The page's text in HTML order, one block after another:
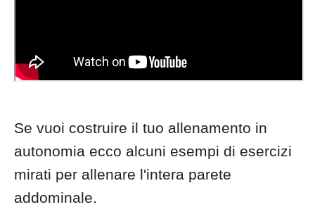
Se vuoi costruire il tuo allenamento in
autonomia ecco alcuni esempi di esercizi
mirati per allenare l'intera parete
addominale.